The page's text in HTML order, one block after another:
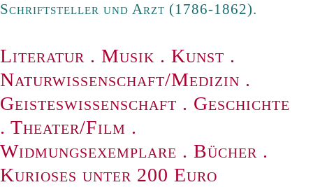
Schriftsteller und Arzt (1786-1862).
Literatur . Musik . Kunst .
Naturwissenschaft/Medizin .
Geisteswissenschaft . Geschichte
. Theater/Film .
Widmungsexemplare . Bücher .
Kurioses unter 200 Euro